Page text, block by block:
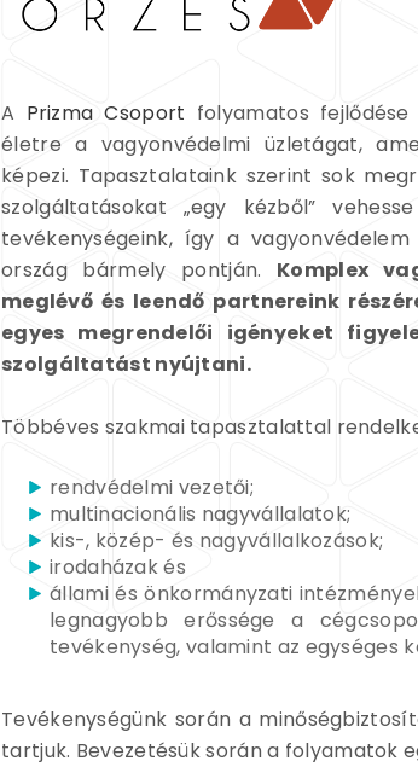
A Prizma Csoport folyamatos
életre a vagyonvédelmi üzletágat,
képezi. Tapasztalataink szerint sok
szolgáltatásokat „egy kézből”
tevékenységeink, így a
ország bármely pontján. Komplex
meglévő és leendő partnereink
egyes megrendelői igényeket
szolgáltatást nyújtani.
Többéves szakmai tapasztalattal
rendvédelmi vezetői;
multinacionális nagyvállalatok;
kis-, közép- és nagyvállalkozások;
irodaházak és
állami és önkormányzati
legnagyobb erőssége a
tevékenység, valamint az egységes
Tevékenységünk során a
tartjuk. Bevezetésük során a folyamatok